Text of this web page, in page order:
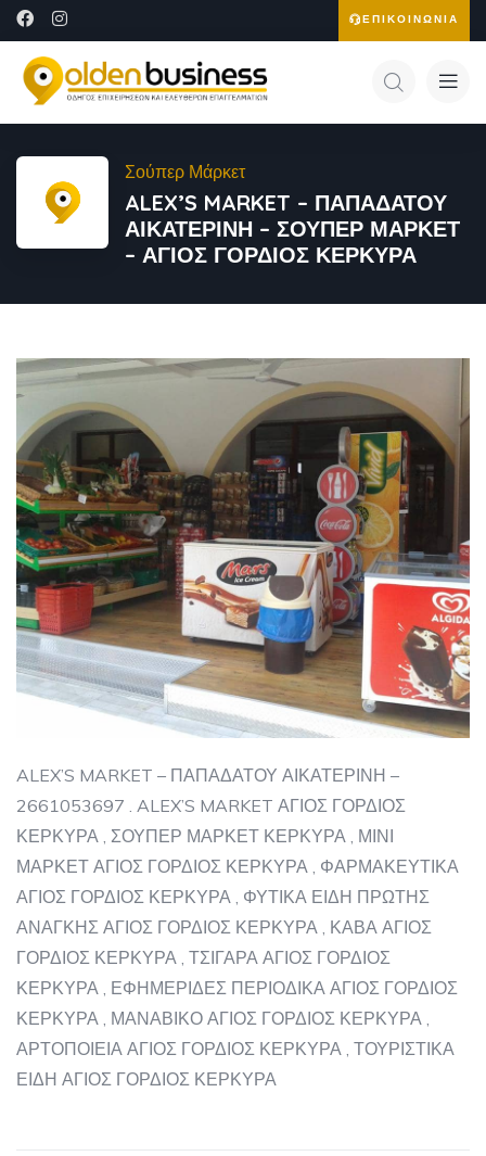
ΕΠΙΚΟΙΝΩΝΙΑ
Σούπερ Μάρκετ
ALEX’S MARKET – ΠΑΠΑΔΑΤΟΥ
ΑΙΚΑΤΕΡΙΝΗ – ΣΟΥΠΕΡ ΜΑΡΚΕΤ
– ΑΓΙΟΣ ΓΟΡΔΙΟΣ ΚΕΡΚΥΡΑ
ALEX’S MARKET – ΠΑΠΑΔΑΤΟΥ ΑΙΚΑΤΕΡΙΝΗ –
2661053697 . ALEX’S MARKET ΑΓΙΟΣ ΓΟΡΔΙΟΣ
ΚΕΡΚΥΡΑ , ΣΟΥΠΕΡ ΜΑΡΚΕΤ ΚΕΡΚΥΡΑ , ΜΙΝΙ
ΜΑΡΚΕΤ ΑΓΙΟΣ ΓΟΡΔΙΟΣ ΚΕΡΚΥΡΑ , ΦΑΡΜΑΚΕΥΤΙΚΑ
ΑΓΙΟΣ ΓΟΡΔΙΟΣ ΚΕΡΚΥΡΑ , ΦΥΤΙΚΑ ΕΙΔΗ ΠΡΩΤΗΣ
ΑΝΑΓΚΗΣ ΑΓΙΟΣ ΓΟΡΔΙΟΣ ΚΕΡΚΥΡΑ , ΚΑΒΑ ΑΓΙΟΣ
ΓΟΡΔΙΟΣ ΚΕΡΚΥΡΑ , ΤΣΙΓΑΡΑ ΑΓΙΟΣ ΓΟΡΔΙΟΣ
ΚΕΡΚΥΡΑ , ΕΦΗΜΕΡΙΔΕΣ ΠΕΡΙΟΔΙΚΑ ΑΓΙΟΣ ΓΟΡΔΙΟΣ
ΚΕΡΚΥΡΑ , ΜΑΝΑΒΙΚΟ ΑΓΙΟΣ ΓΟΡΔΙΟΣ ΚΕΡΚΥΡΑ ,
ΑΡΤΟΠΟΙΕΙΑ ΑΓΙΟΣ ΓΟΡΔΙΟΣ ΚΕΡΚΥΡΑ , ΤΟΥΡΙΣΤΙΚΑ
ΕΙΔΗ ΑΓΙΟΣ ΓΟΡΔΙΟΣ ΚΕΡΚΥΡΑ